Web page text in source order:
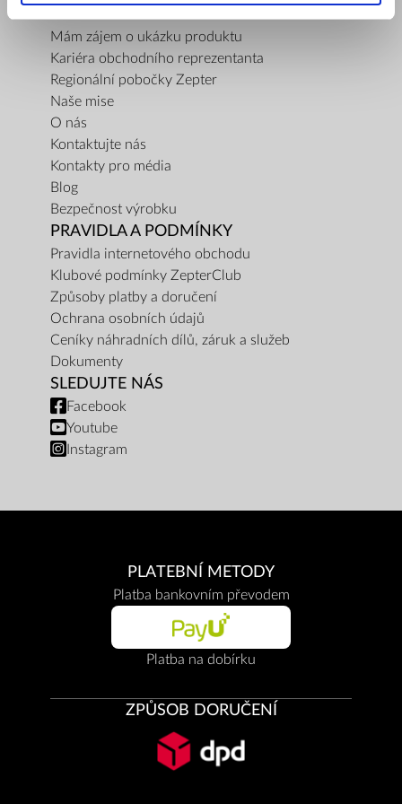
Mám zájem o ukázku produktu
Kariéra obchodního reprezentanta
Regionální pobočky Zepter
Naše mise
O nás
Kontaktujte nás
Kontakty pro média
Blog
Bezpečnost výrobku
PRAVIDLA A PODMÍNKY
Pravidla internetového obchodu
Klubové podmínky ZepterClub
Způsoby platby a doručení
Ochrana osobních údajů
Ceníky náhradních dílů, záruk a služeb
Dokumenty
SLEDUJTE NÁS
Facebook
Youtube
Instagram
PLATEBNÍ METODY
Platba bankovním převodem
Platba na dobírku
ZPŮSOB DORUČENÍ